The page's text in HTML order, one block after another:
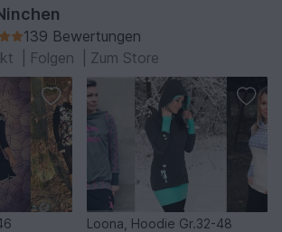
139 Bewertungen
Folgen Zum Store
Loona, Hoodie Gr.32-48